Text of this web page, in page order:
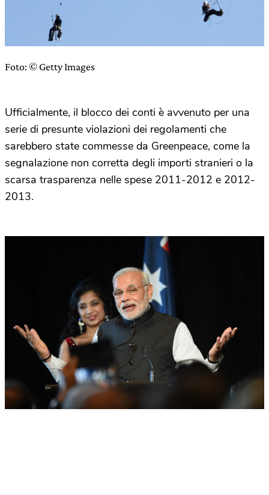
Foto: © Getty Images
Ufficialmente, il blocco dei conti è avvenuto per una
serie di presunte violazioni dei regolamenti che
sarebbero state commesse da Greenpeace, come la
segnalazione non corretta degli importi stranieri o la
scarsa trasparenza nelle spese 2011-2012 e 2012-
2013.